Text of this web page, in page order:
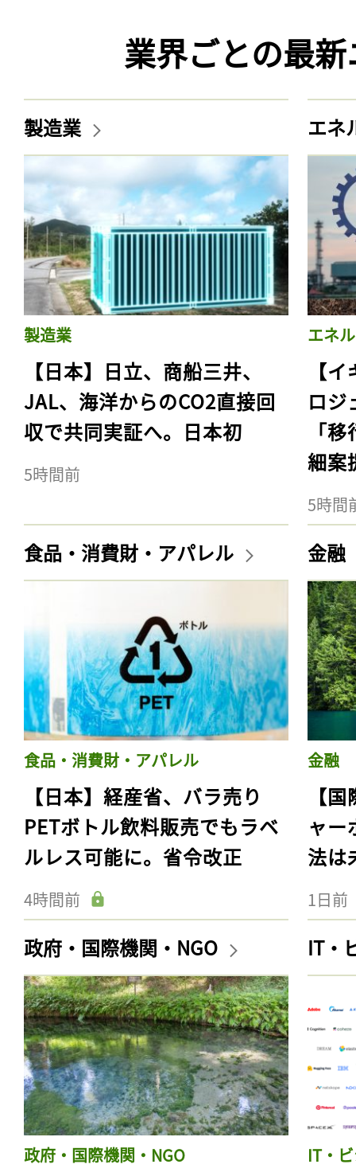
業界ごとの最
製造業
製造業
【日本】日立、商船三井、
JAL、海洋からのCO2直接回
収で共同実証へ。日本初
5時間前
エネ
エネ
【
ロジ
「
細案
5時間
食品・消費財・アパレル
食品・消費財・アパレル
【日本】経産省、バラ売り
PETボトル飲料販売でもラベ
ルレス可能に。省令改正
4時間前
金融
金融
【
ャー
法は
1日前
政府・国際機関・NGO
政府・国際機関・NGO
IT・
IT・